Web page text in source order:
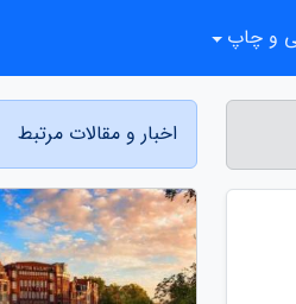
اخبار و مقالات مرتبط
و چاپ